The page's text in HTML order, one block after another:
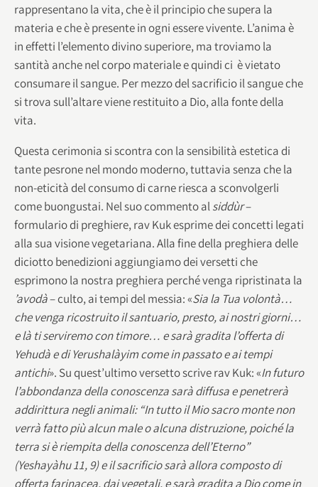
rappresentano la vita, che è il principio che supera la
materia e che è presente in ogni essere vivente. L’anima è
in effetti l’elemento divino superiore, ma troviamo la
santità anche nel corpo materiale e quindi ci è vietato
consumare il sangue. Per mezzo del sacrificio il sangue che
si trova sull’altare viene restituito a Dio, alla fonte della
vita.
Questa cerimonia si scontra con la sensibilità estetica di
tante pesrone nel mondo moderno, tuttavia senza che la
non-eticità del consumo di carne riesca a sconvolgerli
come buongustai. Nel suo commento alsiddùr–
formulario di preghiere, rav Kuk esprime dei concetti legati
alla sua visione vegetariana. Alla fine della preghiera delle
diciotto benedizioni aggiungiamo dei versetti che
esprimono la nostra preghiera perché venga ripristinata la
’avodà– culto, ai tempi del messia: «Sia la Tua volontà…
che venga ricostruito il santuario, presto, ai nostri giorni…
e là ti serviremo con timore… e sarà gradita l’offerta di
Yehudà e di Yerushalàyim come in passato e ai tempi
antichi». Su quest’ultimo versetto scrive rav Kuk: «In futuro
l’abbondanza della conoscenza sarà diffusa e penetrerà
addirittura negli animali: “In tutto il Mio sacro monte non
verrà fatto più alcun male o alcuna distruzione, poiché la
terra si è riempita della conoscenza dell’Eterno”
(Yeshayàhu 11, 9) e il sacrificio sarà allora composto di
offerta farinacea, dai vegetali, e sarà gradita a Dio come in